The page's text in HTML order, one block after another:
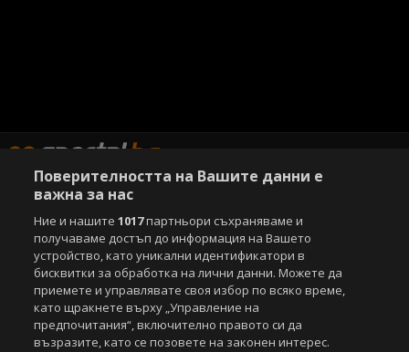
Copyright © 2007-2026 Агенция Спортал. Всички права запазени.
Този уебсайт е собственост наSportal Media Group
За нас Екип За рекламa
Общи условия
Етични правила на НСС
Лични данни
Управление на предпочитания
Поверителността на Вашите данни е
важна за нас
Ние и нашите1017партньори съхраняваме и
получаваме достъп до информация на Вашето
устройство, като уникални идентификатори в
бисквитки за обработка на лични данни. Можете да
приемете и управлявате своя избор по всяко време,
като щракнете върху „Управление на
предпочитания“, включително правото си да
възразите, като се позовете на законен интерес.